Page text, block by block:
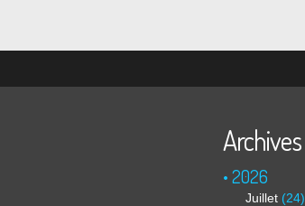
Archives
2026
Juillet (24)